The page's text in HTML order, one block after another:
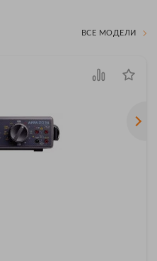
ВСЕ МОДЕЛИ